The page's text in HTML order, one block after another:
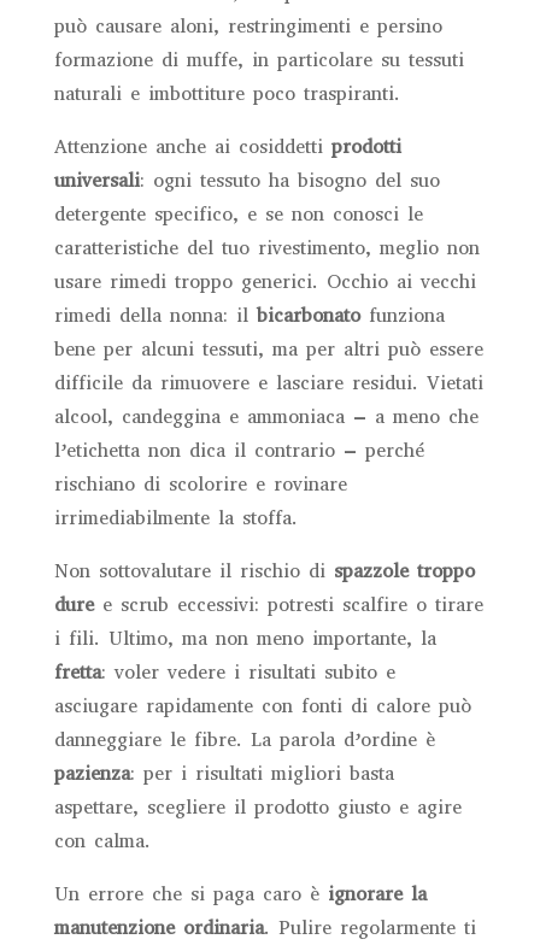
può causare aloni, restringimenti e persino
formazione di muffe, in particolare su tessuti
naturali e imbottiture poco traspiranti.
Attenzione anche ai cosiddetti prodotti
universali: ogni tessuto ha bisogno del suo
detergente specifico, e se non conosci le
caratteristiche del tuo rivestimento, meglio non
usare rimedi troppo generici. Occhio ai vecchi
rimedi della nonna: ilbicarbonatofunziona
bene per alcuni tessuti, ma per altri può essere
difficile da rimuovere e lasciare residui. Vietati
alcool, candeggina e ammoniaca – a meno che
l’etichetta non dica il contrario – perché
rischiano di scolorire e rovinare
irrimediabilmente la stoffa.
Non sottovalutare il rischio di spazzole troppo
duree scrub eccessivi: potresti scalfire o tirare
i fili. Ultimo, ma non meno importante, la
fretta: voler vedere i risultati subito e
asciugare rapidamente con fonti di calore può
danneggiare le fibre. La parola d’ordine è
pazienza: per i risultati migliori basta
aspettare, scegliere il prodotto giusto e agire
con calma.
Un errore che si paga caro è ignorare la
manutenzione ordinaria. Pulire regolarmente ti